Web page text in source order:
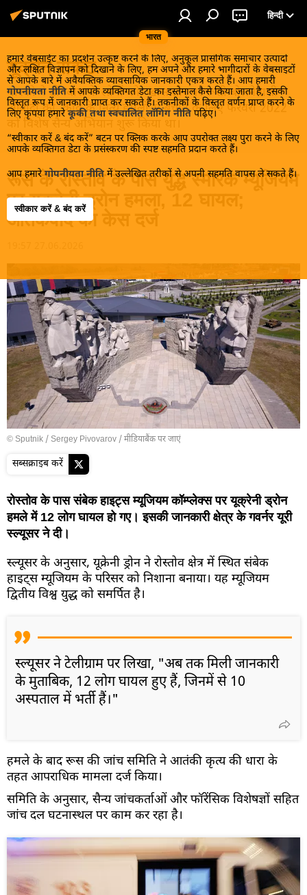
भारत
हिन्दी
हमारे वेबसाईट का प्रदर्शन उत्कृष्ट करने के लिए, अनुकूल प्रासंगिक समाचार उत्पादों
और लक्षित विज्ञापन को दिखाने के लिए, हम अपने और हमारे भागीदारों के वेबसाइटों
से आपके बारे में अवैयक्तिक व्यावसायिक जानकारी एकत्र करते हैं। आप हमारी
गोपनीयता नीति में आपके व्यक्तिगत डेटा का इस्तेमाल कैसे किया जाता है, इसकी
विस्तृत रूप में जानकारी प्राप्त कर सकते हैं। तकनीकों के विस्तृत वर्णन प्राप्त करने के
लिए कृपया हमारे कूकी तथा स्वचालित लॉगिंग नीति पढ़िए।
“स्वीकार करें & बंद करें” बटन पर क्लिक करके आप उपरोक्त लक्ष्य पुरा करने के लिए
आपके व्यक्तिगत डेटा के प्रसंस्करण की स्पष्ट सहमति प्रदान करते हैं।
आप हमारे गोपनीयता नीति में उल्लेखित तरीकों से अपनी सहमति वापस ले सकते हैं।
स्वीकार करें & बंद करें
यूक्रेन संकट
मास्को ने डोनबास के लोगों को, खास तौर पर रूसी बोलनेवाली
आबादी को, कीव के नित्य हमलों से बचाने के लिए फरवरी 2022
को विशेष सैन्य अभियान शुरू किया था।
रूस के रोस्तोव के पास युद्ध स्मारक म्यूजियम
पर यूक्रेनी ड्रोन हमला, 12 घायल;
आतंकवाद का केस दर्ज
© Sputnik / Sergey Pivovarov /मीडियाबैंक पर जाएं
सब्सक्राइब करें
रोस्तोव के पास संबेक हाइट्स म्यूजियम कॉम्प्लेक्स पर यूक्रेनी ड्रोन
हमले में 12 लोग घायल हो गए। इसकी जानकारी क्षेत्र के गवर्नर यूरी
स्ल्यूसर ने दी।
स्ल्यूसर के अनुसार, यूक्रेनी ड्रोन ने रोस्तोव क्षेत्र में स्थित संबेक
हाइट्स म्यूजियम के परिसर को निशाना बनाया। यह म्यूजियम
द्वितीय विश्व युद्ध को समर्पित है।
स्ल्यूसर ने टेलीग्राम पर लिखा, "अब तक मिली जानकारी
के मुताबिक, 12 लोग घायल हुए हैं, जिनमें से 10
अस्पताल में भर्ती हैं।"
हमले के बाद रूस की जांच समिति ने आतंकी कृत्य की धारा के
तहत आपराधिक मामला दर्ज किया।
समिति के अनुसार, सैन्य जांचकर्ताओं और फॉरेंसिक विशेषज्ञों सहित
जांच दल घटनास्थल पर काम कर रहा है।